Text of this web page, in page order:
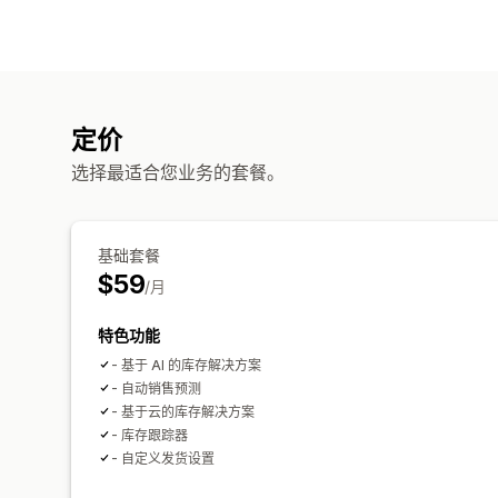
定价
选择最适合您业务的套餐。
基础套餐
$59/月
特色功能
- 基于 AI 的库存解决方案
- 自动销售预测
- 基于云的库存解决方案
- 库存跟踪器
- 自定义发货设置